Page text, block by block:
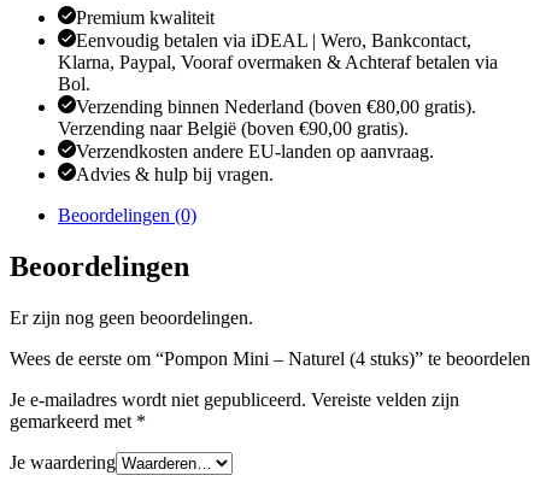
Premium kwaliteit
Eenvoudig betalen via iDEAL | Wero, Bankcontact,
Klarna, Paypal, Vooraf overmaken & Achteraf betalen via
Bol.
Verzending binnen Nederland (boven €80,00 gratis).
Verzending naar België (boven €90,00 gratis).
Verzendkosten andere EU-landen op aanvraag.
Advies & hulp bij vragen.
Beoordelingen (0)
Beoordelingen
Er zijn nog geen beoordelingen.
Wees de eerste om “Pompon Mini – Naturel (4 stuks)” te beoordelen
Je e-mailadres wordt niet gepubliceerd. Vereiste velden zijn
gemarkeerd met *
Je waardering